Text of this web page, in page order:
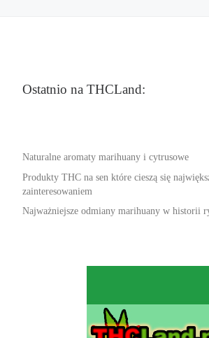
Ostatnio na THCLand:
Naturalne aromaty marihuany i cytrusowe
Produkty THC na sen które cieszą się
zainteresowaniem
Najważniejsze odmiany marihuany w historii